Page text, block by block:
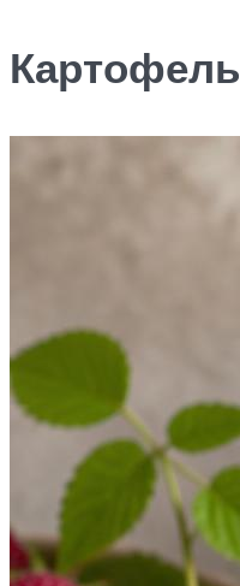
Картофель